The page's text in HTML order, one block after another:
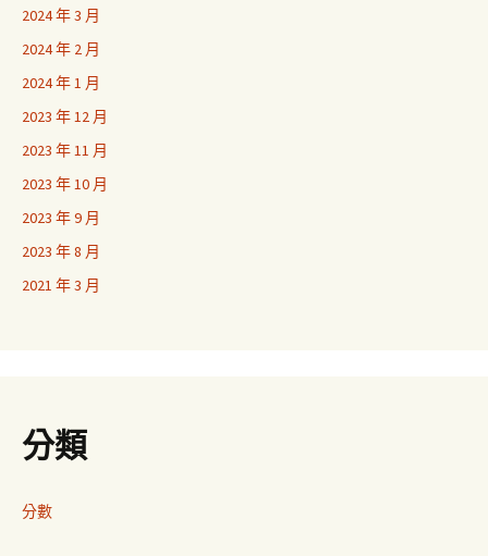
2024 年 3 月
2024 年 2 月
2024 年 1 月
2023 年 12 月
2023 年 11 月
2023 年 10 月
2023 年 9 月
2023 年 8 月
2021 年 3 月
分類
分數